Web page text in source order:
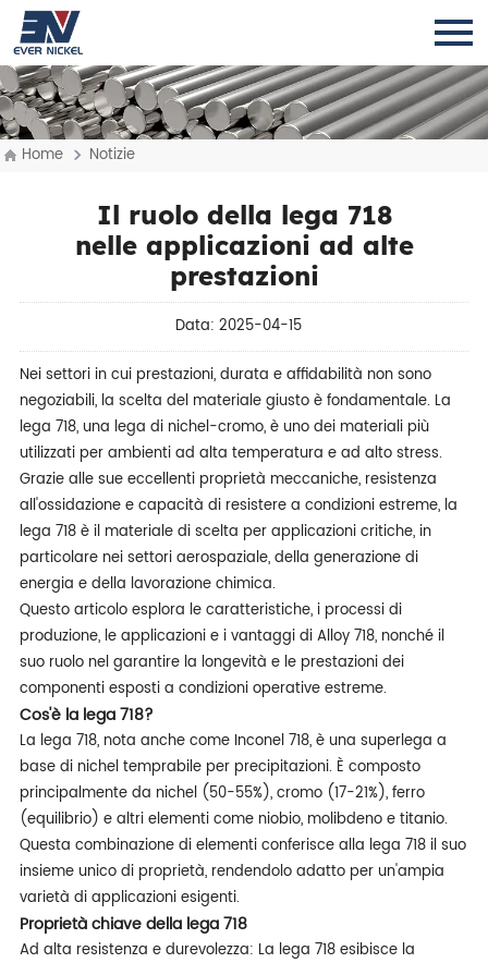
Home Notizie
Il ruolo della lega 718
nelle applicazioni ad alte
prestazioni
Data: 2025-04-15
Nei settori in cui prestazioni, durata e affidabilità non sono
negoziabili, la scelta del materiale giusto è fondamentale. La
lega 718, una lega di nichel-cromo, è uno dei materiali più
utilizzati per ambienti ad alta temperatura e ad alto stress.
Grazie alle sue eccellenti proprietà meccaniche, resistenza
all'ossidazione e capacità di resistere a condizioni estreme, la
lega 718 è il materiale di scelta per applicazioni critiche, in
particolare nei settori aerospaziale, della generazione di
energia e della lavorazione chimica.
Questo articolo esplora le caratteristiche, i processi di
produzione, le applicazioni e i vantaggi di Alloy 718, nonché il
suo ruolo nel garantire la longevità e le prestazioni dei
componenti esposti a condizioni operative estreme.
Cos'è la lega 718?
La lega 718, nota anche come Inconel 718, è una superlega a
base di nichel temprabile per precipitazioni. È composto
principalmente da nichel (50-55%), cromo (17-21%), ferro
(equilibrio) e altri elementi come niobio, molibdeno e titanio.
Questa combinazione di elementi conferisce alla lega 718 il suo
insieme unico di proprietà, rendendolo adatto per un'ampia
varietà di applicazioni esigenti.
Proprietà chiave della lega 718
Ad alta resistenza e durevolezza: La lega 718 esibisce la